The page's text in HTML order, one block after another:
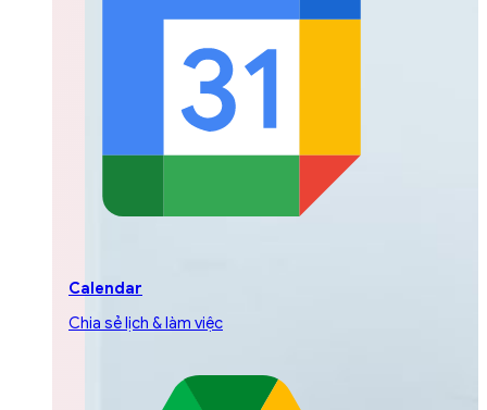
Calendar
Chia sẻ lịch & làm việc